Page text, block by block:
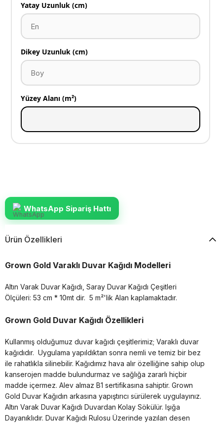
Yatay Uzunluk (cm)
Dikey Uzunluk (cm)
Yüzey Alanı (m²)
WhatsApp Sipariş Hattı
Ürün Özellikleri
Grown Gold Varaklı Duvar Kağıdı Modelleri
Altın Varak Duvar Kağıdı, Saray Duvar Kağıdı Çeşitleri
Ölçüleri: 53 cm * 10mt dir. 5 m²'lik Alan kaplamaktadır.
Grown Gold Duvar Kağıdı Özellikleri
Kullanmış olduğumuz duvar kağıdı çeşitlerimiz; Varaklı duvar
kağıdıdır. Uygulama yapıldıktan sonra nemli ve temiz bir bez
ile rahatlıkla silinebilir. Kağıdımız hava alır özelliğine sahip olup
kanserojen madde bulundurmaz ve sağlığa zararlı hiçbir
madde içermez. Alev almaz B1 sertifikasına sahiptir. Grown
Gold Duvar Kağıdın arkasına yapıştırıcı sürülerek uygulayınız.
Altın Varak Duvar Kağıdı Duvardan Kolay Sökülür. Işığa
Dayanıklıdır. Duvar Kağıdı Rulosu Üzerinde yazılan desen